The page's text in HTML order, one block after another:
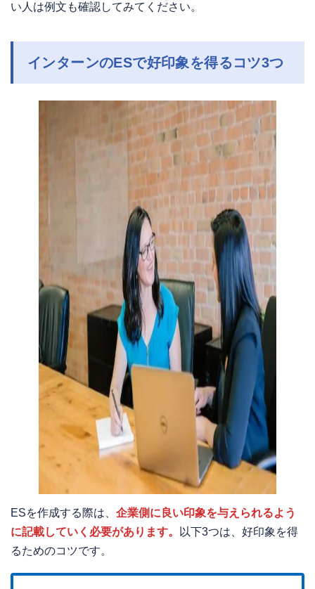
い人は例文も確認してみてください。
インターンのESで好印象を得るコツ3つ
ESを作成する際は、 企業側に良い印象を与えられるよう
に記載していく必要があります。
以下3つは、好印象を得
るためのコツです。